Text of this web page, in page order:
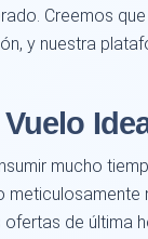
Creemos
y nuestra
mucho
ofertas de última